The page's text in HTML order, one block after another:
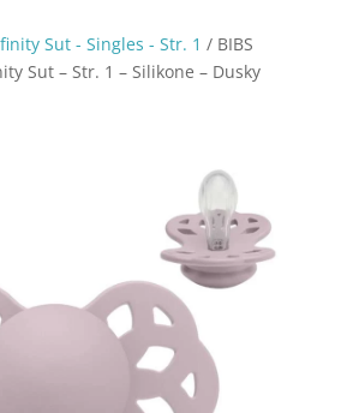
Sut - Singles - Str. 1 / BIBS
Sut – Str. 1 – Silikone – Dusky